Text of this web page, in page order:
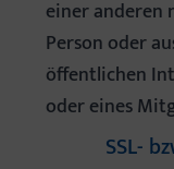
einer anderen
Person oder
öffentlichen
oder eines
SSL-